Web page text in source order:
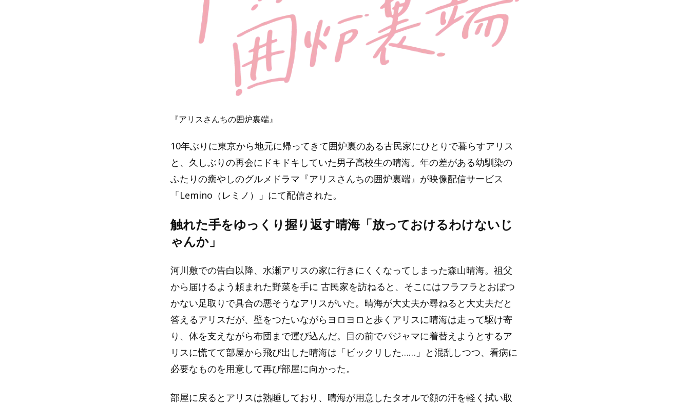
『アリスさんちの囲炉裏端』
10年ぶりに東京から地元に帰ってきて囲炉裏のある古民家にひとりで暮らすアリス
と、久しぶりの再会にドキドキしていた男子高校生の晴海。年の差がある幼馴染の
ふたりの癒やしのグルメドラマ『アリスさんちの囲炉裏端』が映像配信サービス
「Lemino（レミノ）」にて配信された。
触れた手をゆっくり握り返す晴海「放っておけるわけないじ
ゃんか」
河川敷での告白以降、水瀬アリスの家に行きにくくなってしまった森山晴海。祖父
から届けるよう頼まれた野菜を手に 古民家を訪ねると、そこにはフラフラとおぼつ
かない足取りで具合の悪そうなアリスがいた。晴海が大丈夫か尋ねると大丈夫だと
答えるアリスだが、壁をつたいながらヨロヨロと歩くアリスに晴海は走って駆け寄
り、体を支えながら布団まで運び込んだ。目の前でパジャマに着替えようとするア
リスに慌てて部屋から飛び出した晴海は「ビックリした……」と混乱しつつ、看病に
必要なものを用意して再び部屋に向かった。
部屋に戻るとアリスは熟睡しており、晴海が用意したタオルで顔の汗を軽く拭い取